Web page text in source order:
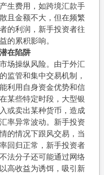
生费用，如跨境汇款手
且金额不大，但在频繁
的利润，新手投资者往
的累积影响。
在陷阱
场操纵风险。由于外汇
监管和集中交易机制，
利用自身资金优势和信
某些特定时段，大型银
或卖出某种货币，造成
率异常波动。新手投资
的情况下跟风交易，当
回归正常，新手投资者
法分子还可能通过网络
高收益为诱饵，吸引新